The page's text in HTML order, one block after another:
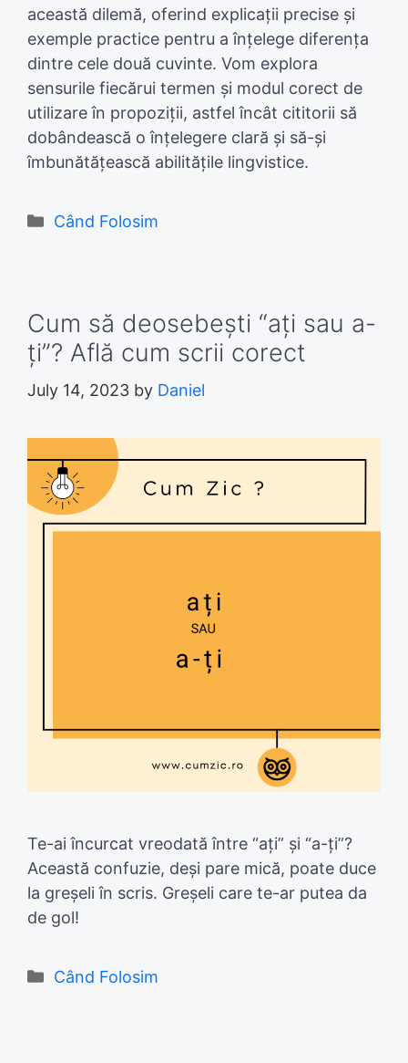
această dilemă, oferind explicații precise și
exemple practice pentru a înțelege diferența
dintre cele două cuvinte. Vom explora
sensurile fiecărui termen și modul corect de
utilizare în propoziții, astfel încât cititorii să
dobândească o înțelegere clară și să-și
îmbunătățească abilitățile lingvistice.
Categories
Când Folosim
Cum să deosebești “ați sau a-
ți”? Află cum scrii corect
July 14, 2023 by Daniel
Te-ai încurcat vreodată între “ați” și “a-ți”?
Această confuzie, deși pare mică, poate duce
la greșeli în scris. Greșeli care te-ar putea da
de gol!
Categories
Când Folosim